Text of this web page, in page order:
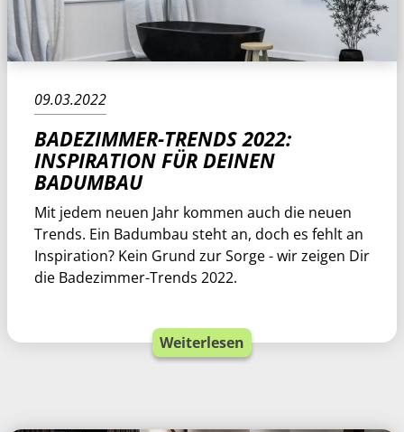
09.03.2022
BADEZIMMER-TRENDS 2022:
INSPIRATION FÜR DEINEN
BADUMBAU
Mit jedem neuen Jahr kommen auch die neuen
Trends. Ein Badumbau steht an, doch es fehlt an
Inspiration? Kein Grund zur Sorge - wir zeigen Dir
die Badezimmer-Trends 2022.
Weiterlesen